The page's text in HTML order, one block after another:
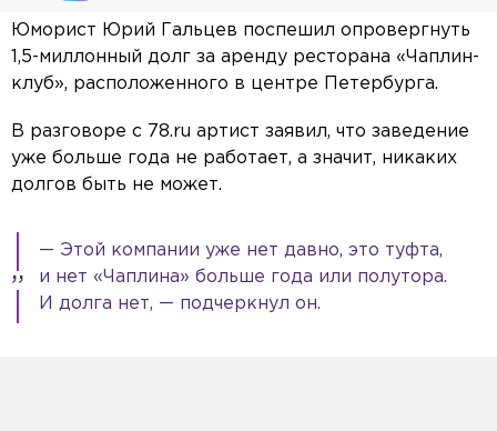
Юморист Юрий Гальцев поспешил опровергнуть
1,5-миллонный долг за аренду ресторана «Чаплин-
клуб», расположенного в центре Петербурга.
В разговоре с 78.ru артист заявил, что заведение
уже больше года не работает, а значит, никаких
долгов быть не может.
— Этой компании уже нет давно, это туфта,
и нет «Чаплина» больше года или полутора.
И долга нет, — подчеркнул он.